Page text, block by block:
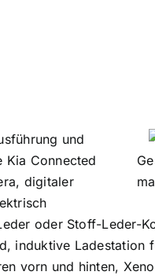
und
Kia Connected
digitaler
oder Stoff-Leder-
induktive Ladestation
vorn und hinten,